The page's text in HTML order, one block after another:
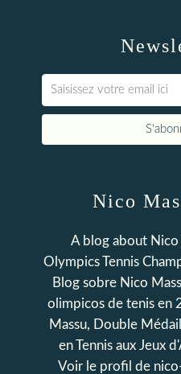
Nico
A blog about
Olympics Tennis
Blog sobre Nico
olimpicos de tenis en
Massu, Double
en Tennis aux Jeux
Voir le profil de